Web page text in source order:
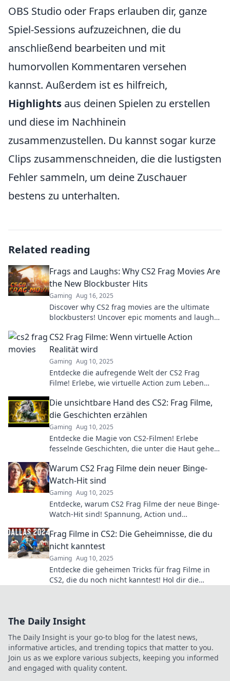
OBS Studio oder Fraps erlauben dir, ganze
Spiel-Sessions aufzuzeichnen, die du
anschließend bearbeiten und mit
humorvollen Kommentaren versehen
kannst. Außerdem ist es hilfreich,
Highlights aus deinen Spielen zu erstellen
und diese im Nachhinein
zusammenzustellen. Du kannst sogar kurze
Clips zusammenschneiden, die die lustigsten
Fehler sammeln, um deine Zuschauer
bestens zu unterhalten.
Related reading
Frags and Laughs: Why CS2 Frag Movies Are
the New Blockbuster Hits
Gaming Aug 16, 2025
Discover why CS2 frag movies are the ultimate
blockbusters! Uncover epic moments and laugh-
CS2 Frag Filme: Wenn virtuelle Action
Realität wird
Gaming Aug 10, 2025
Entdecke die aufregende Welt der CS2 Frag
Filme! Erlebe, wie virtuelle Action zum Leben
Die unsichtbare Hand des CS2: Frag Filme,
die Geschichten erzählen
Gaming Aug 10, 2025
Entdecke die Magie von CS2-Filmen! Erlebe
fesselnde Geschichten, die unter die Haut gehen
dich!
Warum CS2 Frag Filme dein neuer Binge-
Watch-Hit sind
Gaming Aug 10, 2025
Entdecke, warum CS2 Frag Filme der neue Binge-
Watch-Hit sind! Spannung, Action und
Frag Filme in CS2: Die Geheimnisse, die du
nicht kanntest
Gaming Aug 10, 2025
Entdecke die geheimen Tricks für frag Filme in
CS2, die du noch nicht kanntest! Hol dir die
The Daily Insight
The Daily Insight is your go-to blog for the latest news,
informative articles, and trending topics that matter to you.
Join us as we explore various subjects, keeping you informed
and engaged with quality content.